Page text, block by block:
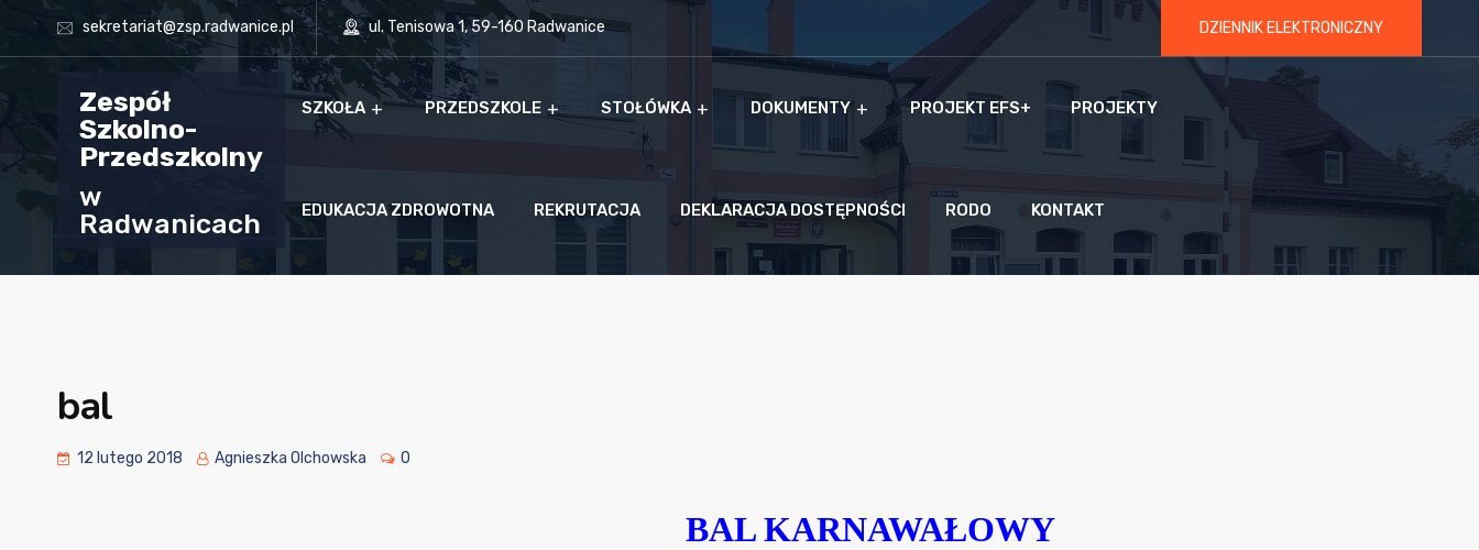
sekretariat@zsp.radwanice.pl ul. Tenisowa 1, 59-160 Radwanice DZIENNIK ELEKTRONICZNY
Zespół
Szkolno-
Przedszkolny
w
Radwanicach
SZKOŁA PRZEDSZKOLE STOŁÓWKA DOKUMENTY PROJEKT EFS+ PROJEKTY
EDUKACJA ZDROWOTNA REKRUTACJA DEKLARACJA DOSTĘPNOŚCI RODO KONTAKT
bal
12 lutego 2018 Agnieszka Olchowska 0
BAL KARNAWAŁOWY